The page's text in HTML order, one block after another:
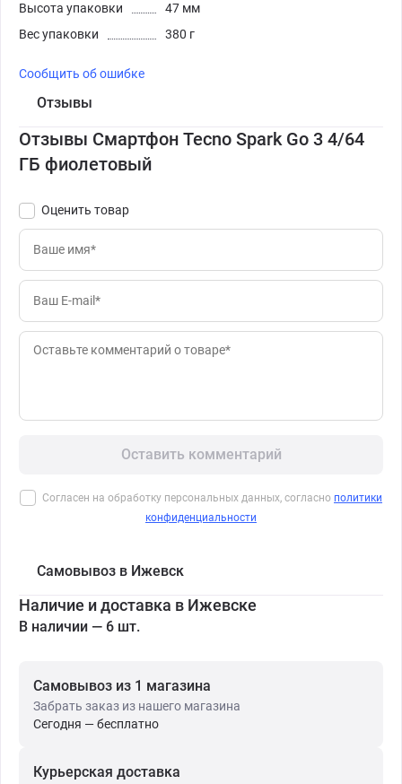
Высота упаковки
47 мм
Вес упаковки
380 г
Сообщить об ошибке
Отзывы
Отзывы Смартфон Tecno Spark Go 3 4/64
ГБ фиолетовый
Оценить товар
Оставить комментарий
Согласен на обработку персональных данных, согласно политики
конфиденциальности
Самовывоз в Ижевск
Наличие и доставка в Ижевске
В наличии — 6 шт.
Самовывоз из 1 магазина
Забрать заказ из нашего магазина
Сегодня — бесплатно
Курьерская доставка